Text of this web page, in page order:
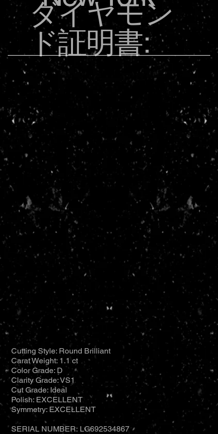
ダイヤモン
ド証明書:
Cutting Style: Round Brilliant
Carat Weight: 1.1 ct
Color Grade: D
Clarity Grade: VS1
Cut Grade: Ideal
Polish: EXCELLENT
Symmetry: EXCELLENT
SERIAL NUMBER: LG692534867